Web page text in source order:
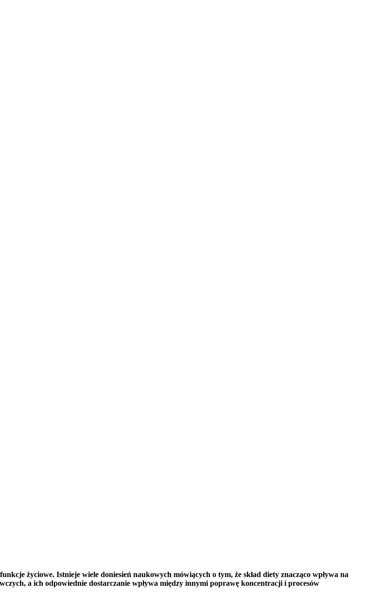
życiowe. Istnieje wiele doniesień naukowych mówiących o tym, że skład diety znacząco wpływa na
a ich odpowiednie dostarczanie wpływa między innymi poprawę koncentracji i procesów